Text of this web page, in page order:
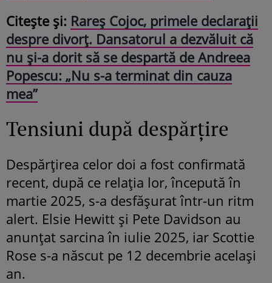
Citește și: Rareș Cojoc, primele declarații
despre divorț. Dansatorul a dezvăluit că
nu și-a dorit să se despartă de Andreea
Popescu: „Nu s-a terminat din cauza
mea”
Tensiuni după despărțire
Despărțirea celor doi a fost confirmată
recent, după ce relația lor, începută în
martie 2025, s-a desfășurat într-un ritm
alert. Elsie Hewitt și Pete Davidson au
anunțat sarcina în iulie 2025, iar Scottie
Rose s-a născut pe 12 decembrie același
an.